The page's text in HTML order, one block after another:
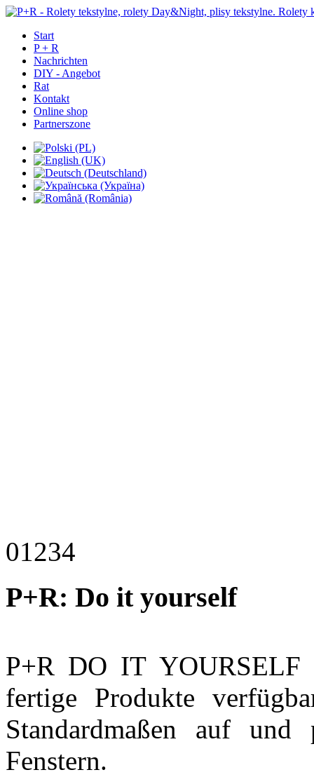
Start
P + R
Nachrichten
DIY - Angebot
Rat
Kontakt
Online shop
Partnerszone
01234
P+R: Do it yourself
P+R DO IT YOURSELF
fertige Produkte
Standardmaßen auf
Fenstern.